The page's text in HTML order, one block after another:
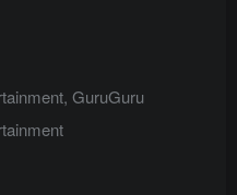
GuruGuru